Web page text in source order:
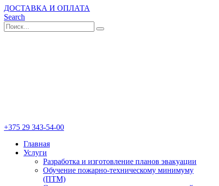
ДОСТАВКА И ОПЛАТА
Search
+375 29 343-54-00
Главная
Услуги
Разработка и изготовление планов эвакуации
Обучение пожарно-техническому минимуму
(ПТМ)